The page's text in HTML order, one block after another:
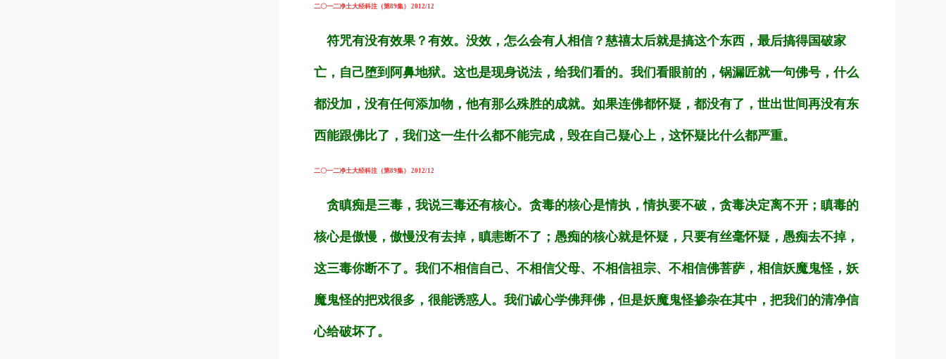
二〇一二净土大经科注（第89集） 2012/12
符咒有没有效果？有效。没效，怎么会有人相信？慈禧太后就是搞这个东西，最后搞得国破家
亡，自己堕到阿鼻地狱。这也是现身说法，给我们看的。我们看眼前的，锅漏匠就一句佛号，什么
都没加，没有任何添加物，他有那么殊胜的成就。如果连佛都怀疑，都没有了，世出世间再没有东
西能跟佛比了，我们这一生什么都不能完成，毁在自己疑心上，这怀疑比什么都严重。
二〇一二净土大经科注（第89集） 2012/12
贪瞋痴是三毒，我说三毒还有核心。贪毒的核心是情执，情执要不破，贪毒决定离不开；瞋毒的
核心是傲慢，傲慢没有去掉，瞋恚断不了；愚痴的核心就是怀疑，只要有丝毫怀疑，愚痴去不掉，
这三毒你断不了。我们不相信自己、不相信父母、不相信祖宗、不相信佛菩萨，相信妖魔鬼怪，妖
魔鬼怪的把戏很多，很能诱惑人。我们诚心学佛拜佛，但是妖魔鬼怪掺杂在其中，把我们的清净信
心给破坏了。